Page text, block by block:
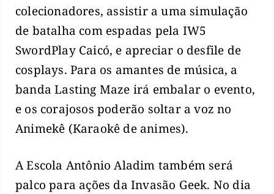
colecionadores, assistir a uma simulação
de batalha com espadas pela IW5
SwordPlay Caicó, e apreciar o desfile de
cosplays. Para os amantes de música, a
banda Lasting Maze irá embalar o evento,
e os corajosos poderão soltar a voz no
Animekê (Karaokê de animes).
A Escola Antônio Aladim também será
palco para ações da Invasão Geek. No dia